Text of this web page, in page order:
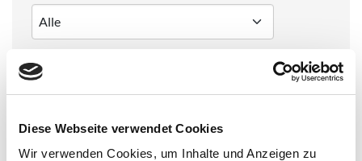
Diese Webseite verwendet Cookies
Wir verwenden Cookies, um Inhalte und Anzeigen zu
Sortierung